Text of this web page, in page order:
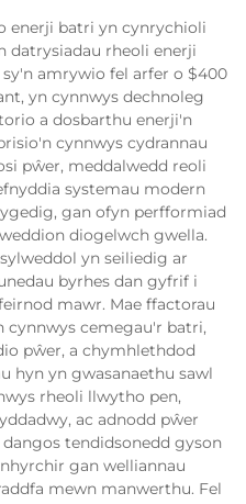
enerji batri yn cynrychioli
datrysiadau rheoli enerji
amrywio fel arfer o $400
yn cynnwys dechnoleg
a dosbarthu enerji'n
cynnwys cydrannau
pŵer, meddalwedd reoli
systemau modern
gan ofyn perfformiad
diogelwch gwella.
yn seiliedig ar
byrhes dan gyfrif i
mawr. Mae ffactorau
cynnwys cemegau'r batri,
pŵer, a chymhlethdod
hyn yn gwasanaethu sawl
rheoli llwytho pen,
ac adnodd pŵer
tendidsonedd gyson
gan welliannau
mewn manwerthu. Fel